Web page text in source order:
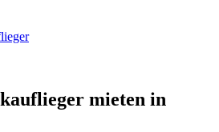
mieten in